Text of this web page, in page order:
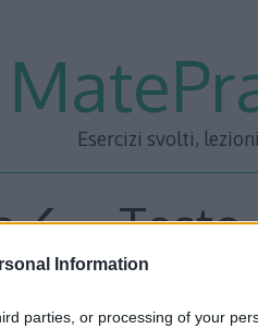
Information
parties, or processing of your
Esercizi svolti,
6 –
2009